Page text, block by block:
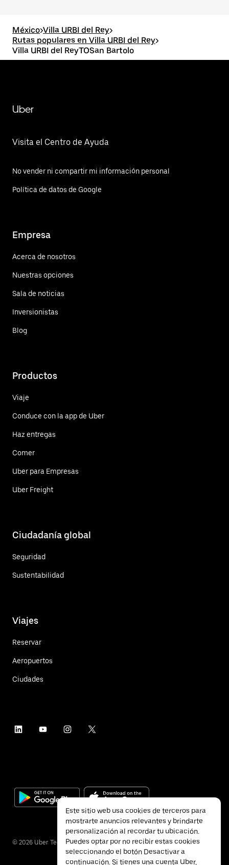
México>Villa URBI del Rey>
Rutas populares en Villa URBI del Rey>
Villa URBI del ReyTOSan Bartolo
Uber
Visita el Centro de Ayuda
No vender ni compartir mi información personal
Política de datos de Google
Empresa
Acerca de nosotros
Nuestras opciones
Sala de noticias
Inversionistas
Blog
Productos
Viaje
Conduce con la app de Uber
Haz entregas
Comer
Uber para Empresas
Uber Freight
Ciudadanía global
Seguridad
Sustentabilidad
Viajes
Reservar
Aeropuertos
Ciudades
© 2026 Uber Technologies Inc.
Este sitio web usa cookies de terceros para
mostrarte anuncios relevantes y brindarte
personalización al recordar tu ubicación.
Puedes optar por no recibir estas cookies
seleccionando el botón Desactivar a
continuación. Si tienes una cuenta Uber,